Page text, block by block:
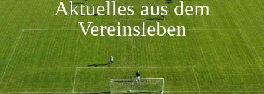
Aktuelles aus dem
Vereinsleben